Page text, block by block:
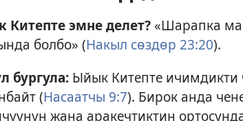
Китепте эмне делет? «Шарапка
болбо» (Накыл сөздөр 23:20).
бургула: Ыйык Китепте
(Насаатчы 9:7). Бирок анда
жана аракечтиктин